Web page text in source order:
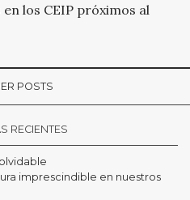
los CEIP próximos al
POSTS
RECIENTES
imprescindible en nuestros